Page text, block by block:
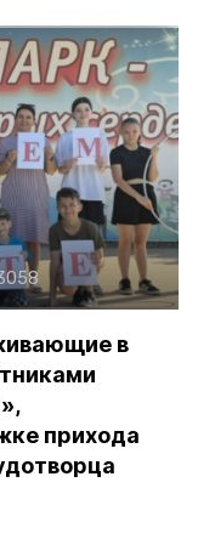
в
прихода